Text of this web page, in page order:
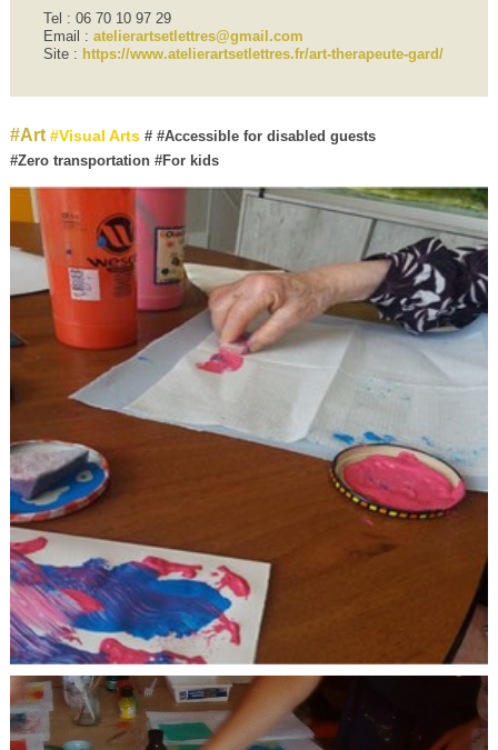
Tel : 06 70 10 97 29
Email : atelierartsetlettres@gmail.com
Site : https://www.atelierartsetlettres.fr/art-therapeute-gard/
Art Visual Arts
Accessible for disabled guests
Zero transportation
For kids